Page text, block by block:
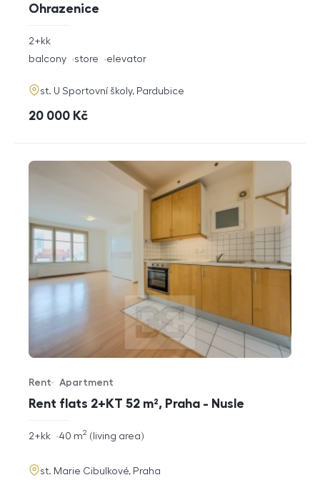
Ohrazenice
rozměry
disposition
2+kk
funkce
balcony store elevator
adresa
st. U Sportovní školy, Pardubice
cena
20 000 Kč
Rent flats 2+KT 52 m², Praha - Nusle
Offer type
Rent
Property type
Apartment
rozměry
disposition
2+kk living area
40 m2
adresa
st. Marie Cibulkové, Praha